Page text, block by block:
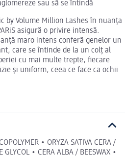
sau să se întindă
by Volume Million Lashes în nuanța
asigură o privire intensă.
maro intens conferă genelor un
care se întinde de la un colț al
cu mai multe trepte, fiecare
și uniform, ceea ce face ca ochii
• ORYZA SATIVA CERA /
GLYCOL • CERA ALBA / BEESWAX •